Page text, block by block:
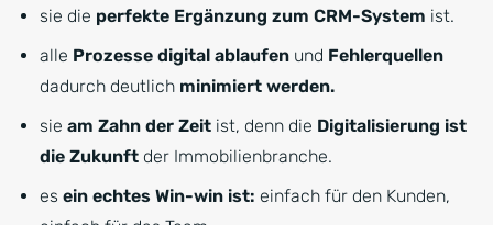
sie die perfekte Ergänzung zum CRM-System ist.
alle Prozesse digital ablaufen und Fehlerquellen
dadurch deutlich minimiert werden.
sie am Zahn der Zeit ist, denn die Digitalisierung ist
die Zukunft der Immobilienbranche.
es ein echtes Win-win ist: einfach für den Kunden,